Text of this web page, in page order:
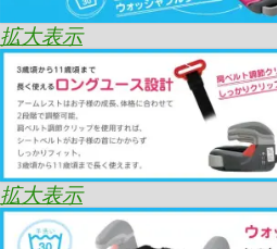
拡大表示
拡大表示